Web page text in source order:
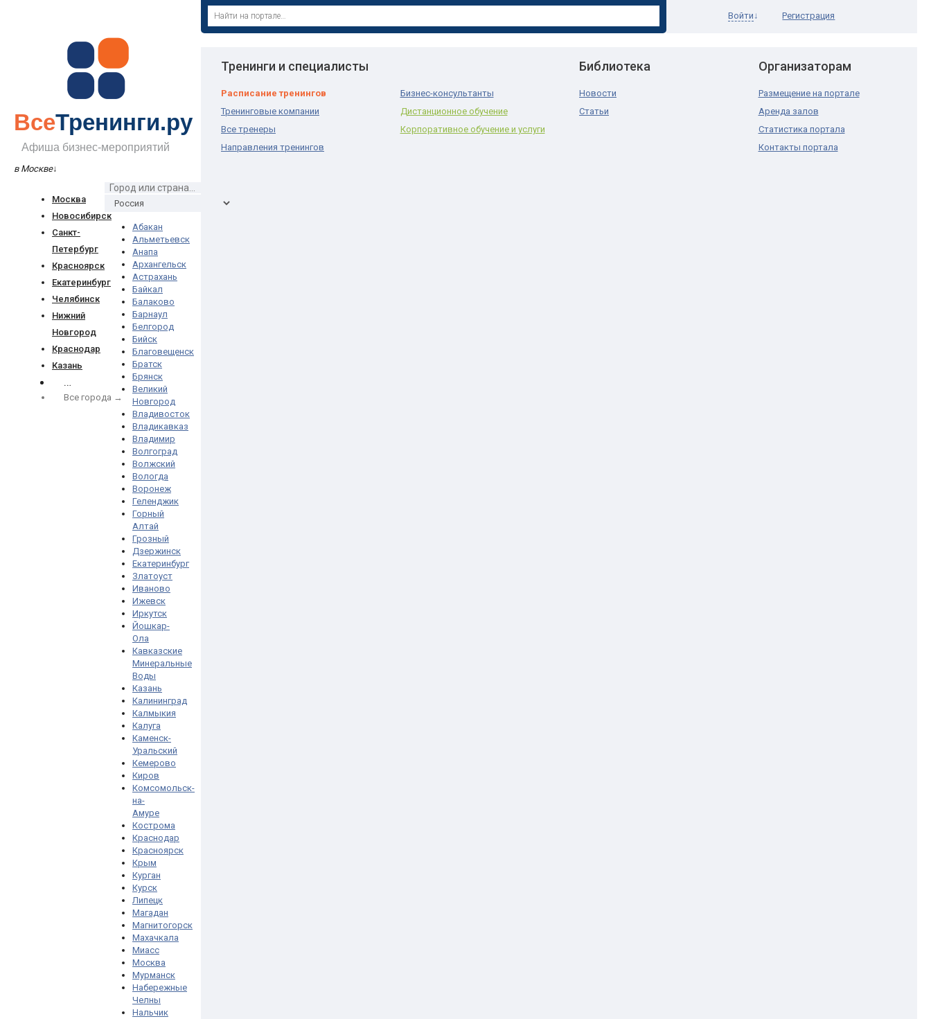
ВсеТренинги.ру
Афиша бизнес-мероприятий
в Москве↓
Москва
Новосибирск
Санкт-
Петербург
Красноярск
Екатеринбург
Челябинск
Нижний
Новгород
Краснодар
Казань
…
Все города →
Абакан
Альметьевск
Анапа
Архангельск
Астрахань
Байкал
Балаково
Барнаул
Белгород
Бийск
Благовещенск
Братск
Брянск
Великий
Новгород
Владивосток
Владикавказ
Владимир
Волгоград
Волжский
Вологда
Воронеж
Геленджик
Горный
Алтай
Грозный
Дзержинск
Екатеринбург
Златоуст
Иваново
Ижевск
Иркутск
Йошкар-
Ола
Кавказские
Минеральные
Воды
Казань
Калининград
Калмыкия
Калуга
Каменск-
Уральский
Кемерово
Киров
Комсомольск-
на-
Амуре
Кострома
Краснодар
Красноярск
Крым
Курган
Курск
Липецк
Магадан
Магнитогорск
Махачкала
Миасс
Москва
Мурманск
Набережные
Челны
Нальчик
Войти ↓ Регистрация
Тренинги и специалисты
Расписание тренингов
Тренинговые компании
Все тренеры
Направления тренингов
Бизнес-консультанты
Дистанционное обучение
Корпоративное обучение и услуги
Библиотека
Новости
Статьи
Организаторам
Размещение на портале
Аренда залов
Статистика портала
Контакты портала